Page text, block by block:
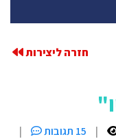
חזרה ליצירות
| 15 תגובות
|